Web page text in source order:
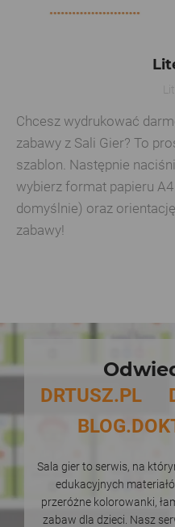
Chcesz wydrukować
zabawy z Sali Gier? To
szablon. Następnie
wybierz format papieru
domyślnie) oraz
zabawy!
DRTUSZ.PL
Sala gier to serwis, na
edukacyjnych
przeróżne kolorowanki,
zabaw dla dzieci. Nasz